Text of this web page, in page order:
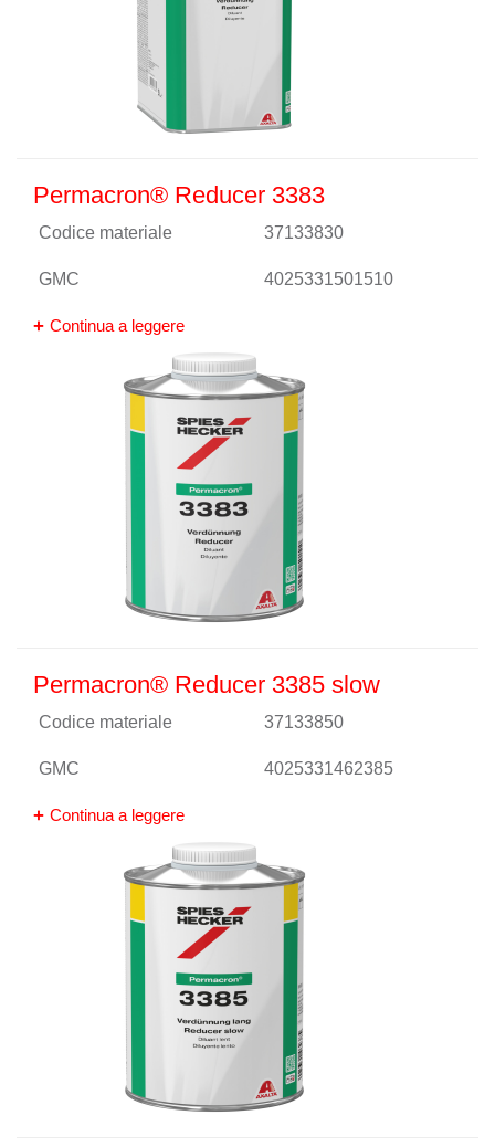
Permacron® Reducer 3383
Codice materiale 37133830
GMC 4025331501510
Continua a leggere
Permacron® Reducer 3385 slow
Codice materiale 37133850
GMC 4025331462385
Continua a leggere